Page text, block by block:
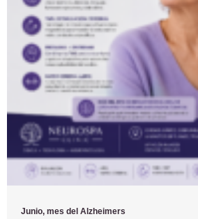
Junio, mes del Alzheimers